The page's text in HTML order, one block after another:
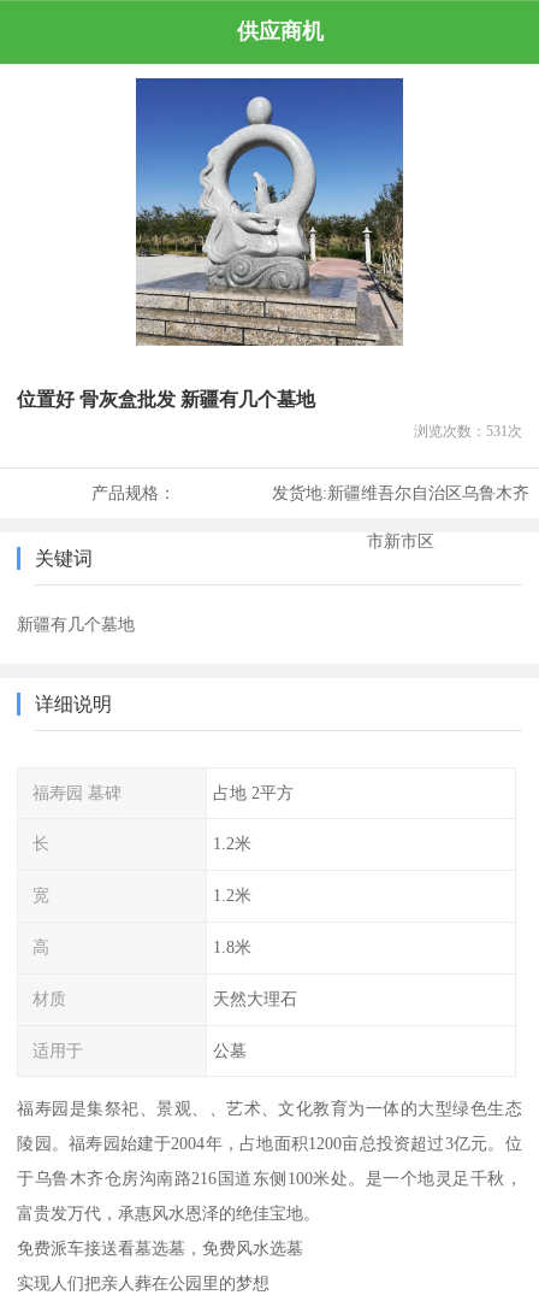
供应商机
位置好 骨灰盒批发 新疆有几个墓地
浏览次数： 531 次
产品规格： 发货地:新疆维吾尔自治区乌鲁木齐
市新市区
关键词
新疆有几个墓地
详细说明
福寿园 墓碑 占地 2平方
长 1.2米
宽 1.2米
高 1.8米
材质 天然大理石
适用于 公墓
福寿园是集祭祀、景观、、艺术、文化教育为一体的大型绿色生态
陵园。福寿园始建于2004年，占地面积1200亩总投资超过3亿元。位
于乌鲁木齐仓房沟南路216国道东侧100米处。是一个地灵足千秋，
富贵发万代，承惠风水恩泽的绝佳宝地。
免费派车接送看墓选墓，免费风水选墓
实现人们把亲人葬在公园里的梦想